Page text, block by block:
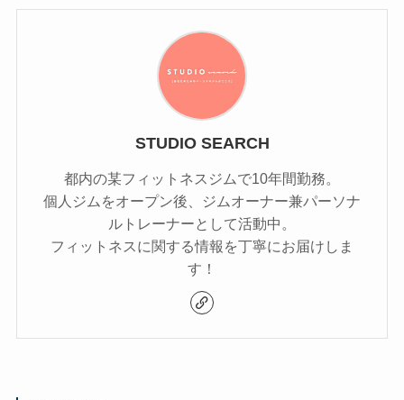
STUDIO SEARCH
都内の某フィットネスジムで10年間勤務。
個人ジムをオープン後、ジムオーナー兼パーソナ
ルトレーナーとして活動中。
フィットネスに関する情報を丁寧にお届けしま
す！